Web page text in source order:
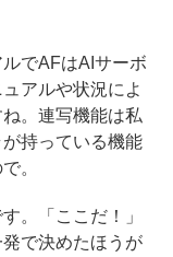
でAFはAIサーボ
アルや状況によ
。連写機能は私
持っている機能
。
。「ここだ！」
で決めたほうが